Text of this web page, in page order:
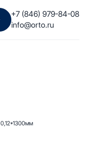
+7 (846) 979-84-08
info@orto.ru
0,12*1300мм